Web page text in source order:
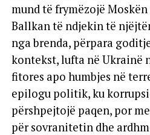
mund të frymëzojë
Ballkan të ndjekin të
nga brenda, përpara
kontekst, lufta në Ukrainë
fitores apo humbjes në
epilogu politik, ku
përshpejtojë paqen, por
për sovranitetin dhe